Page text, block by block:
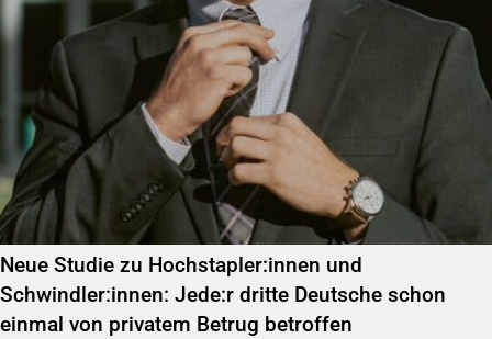
Neue Studie zu Hochstapler:innen und
Schwindler:innen: Jede:r dritte Deutsche schon
einmal von privatem Betrug betroffen